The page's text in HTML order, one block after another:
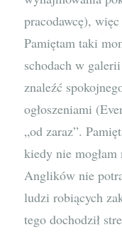
pracodawcę),
Pamiętam taki
schodach w
znaleźć
ogłoszeniami
„od zaraz”.
kiedy nie
Anglików nie
ludzi robiących
tego dochodził